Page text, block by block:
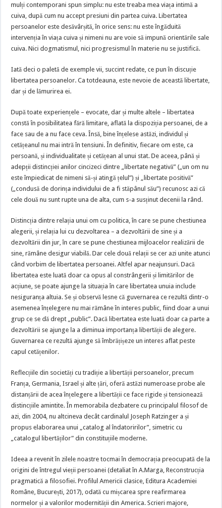
mulți contemporani spun simplu: nu este treaba mea viața intimă a
cuiva, după cum nu accept presiuni din partea cuiva. Libertatea
persoanelor este desăvârșită, în orice sens: nu este îngăduită
intervenția în viața cuiva și nimeni nu are voie să impună orientările sale
cuiva. Nici dogmatismul, nici progresismul în materie nu se justifică.
Iată deci o paletă de exemple vii, succint redate, ce pun în discuție
libertatea persoanelor. Ca totdeauna, este nevoie de această libertate,
dar și de lămurirea ei.
După toate experiențele – evocate, dar și multe altele – libertatea
constă în posibilitatea fără limitare, aflată la dispoziția persoanei, de a
face sau de a nu face ceva. Însă, bine înțelese astăzi, individul și
cetățeanul nu mai intră în tensiuni. În definitiv, fiecare om este, ca
persoană, și individualitate și cetățean al unui stat. De aceea, până și
adepții distincției anilor cincizeci dintre „libertate negativă” („un om nu
este împiedicat de nimeni să-și atingă țelul”) și „libertate positivă”
(„condusă de dorința individului de a fi stăpânul său”) recunosc azi că
cele două nu sunt rupte una de alta, cum s-a susținut decenii la rând.
Distincția dintre relația unui om cu politica, în care se pune chestiunea
alegerii, și relația lui cu dezvoltarea – a dezvoltării de sine și a
dezvoltării din jur, în care se pune chestiunea mijloacelor realizării de
sine, rămâne desigur viabilă. Dar cele două relații se cer azi unite atunci
când vorbim de libertatea persoanei. Altfel apar neajunsuri. Dacă
libertatea este luată doar ca opus al constrângerii și limitărilor de
acțiune, se poate ajunge la situația în care libertatea unuia include
nesiguranța altuia. Se și observă lesne că guvernarea ce rezultă dintr-o
asemenea înțelegere nu mai rămâne în interes public, fiind doar a unui
grup ce se dă drept „public”. Dacă libertatea este luată doar ca parte a
dezvoltării se ajunge la a diminua importanța libertății de alegere.
Guvernarea ce rezultă ajunge să îmbrățișeze un interes aflat peste
capul cetățenilor.
Reflecțiile din societăți cu tradiție a libertății persoanelor, precum
Franța, Germania, Israel și alte țări, oferă astăzi numeroase probe ale
distanțării de acea înțelegere a libertății ce face rigide și tensionează
distincțiile amintite. În memorabila dezbatere cu principalul filosof de
azi, din 2004, nu altcineva decât cardinalul Joseph Ratzinger a și
propus elaborarea unui „catalog al îndatoririlor”, simetric cu
„catalogul libertăților” din constituțiile moderne.
Ideea a revenit în zilele noastre tocmai în democrația preocupată de la
origini de întregul vieții persoanei (detaliat în A.Marga, Reconstrucția
pragmatică a filosofiei. Profilul Americii clasice, Editura Academiei
Române, București, 2017), odată cu mișcarea spre reafirmarea
normelor și a valorilor modernității din America. Scrieri majore,